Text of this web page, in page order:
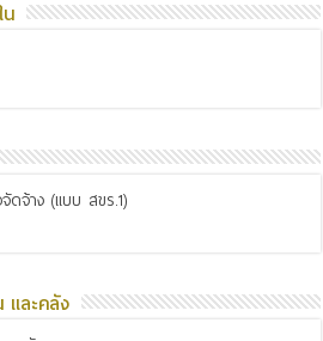
ดจ้าง (แบบ สขร.1)
และคลัง